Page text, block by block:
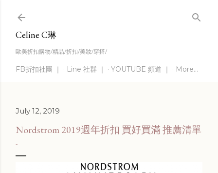
Celine C琳
歐美折扣購物/精品/折扣/美妝/穿搭/
FB折扣社團 ｜ Line 社群 ｜ YOUTUBE 頻道 ｜ More…
July 12, 2019
Nordstrom 2019週年折扣 買好買滿 推薦清單
-